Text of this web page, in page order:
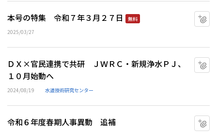
本号の特集 令和７年３月２７日
無料
2025/03/27
ＤＸ×官民連携で共研 ＪＷＲＣ・新規浄水ＰＪ、
１０月始動へ
2024/08/19 水道技術研究センター
令和６年度春期人事異動 追補